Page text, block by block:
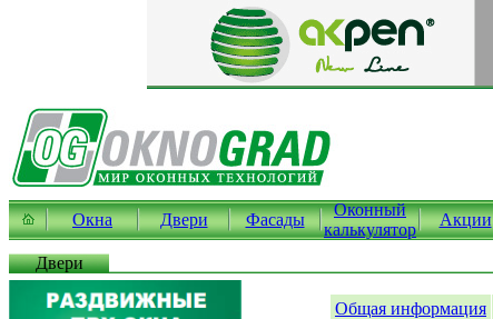
Окна Двери Фасады
Оконный
калькулятор
Акции
Двери
Общая информация